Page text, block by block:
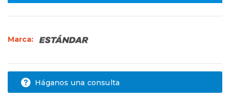
Marca:
Háganos una consulta